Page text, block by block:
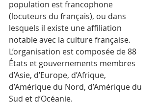
population est francophone
(locuteurs du français), ou dans
lesquels il existe une affiliation
notable avec la culture française.
L’organisation est composée de 88
États et gouvernements membres
d’Asie, d’Europe, d’Afrique,
d’Amérique du Nord, d’Amérique du
Sud et d’Océanie.